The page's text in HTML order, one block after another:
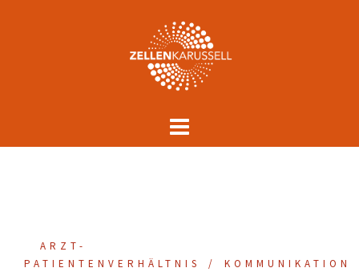
ARZT-
PATIENTENVERHÄLTNIS
KOMMUNIKATION